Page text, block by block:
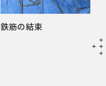
鉄筋の結束